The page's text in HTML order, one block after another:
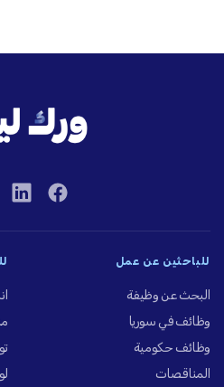
للباحثين عن عمل
البحث عن وظيفة
وظائف في سوريا
وظائف حكومية
المناقصات